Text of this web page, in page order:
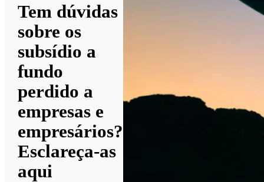
Tem dúvidas
sobre os
subsídio a
fundo
perdido a
empresas e
empresários?
Esclareça-as
aqui